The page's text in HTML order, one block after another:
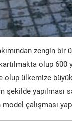
zengin bir
olup
ülkemize
yapılması
çalışması